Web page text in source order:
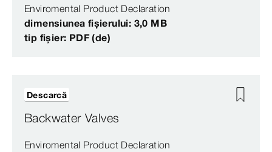
Enviromental Product Declaration
dimensiunea fișierului: 3,0 MB
tip fișier: PDF (de)
Backwater Valves
Enviromental Product Declaration
Descarcă